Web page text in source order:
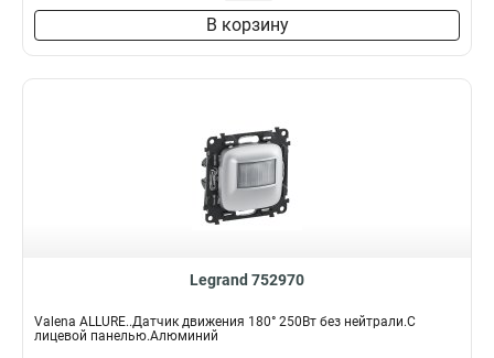
В корзину
Legrand 752970
Valena ALLURE..Датчик движения 180° 250Вт без нейтрали.С
лицевой панелью.Алюминий